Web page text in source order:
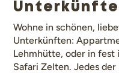
Unterkünfte
Wohne in schönen,
Unterkünften:
Lehmhütte, oder in
Safari Zelten. Jedes